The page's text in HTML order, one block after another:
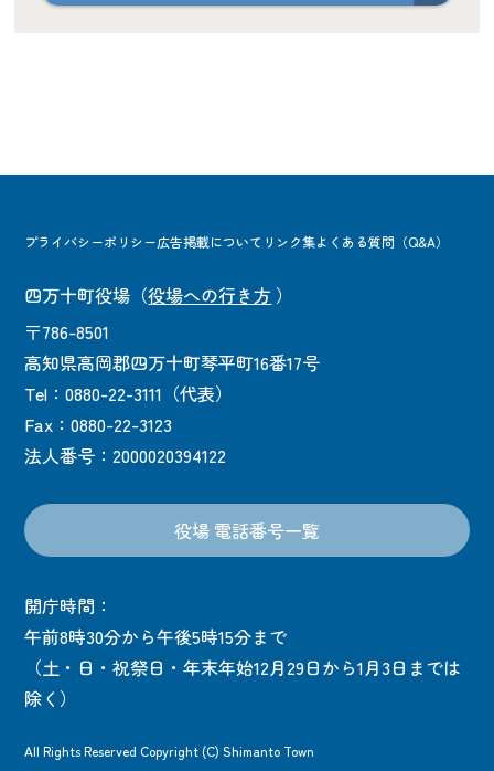
プライバシーポリシー広告掲載について リンク集よくある質問（Q&A）
四万十町役場 （役場への行き方 ）
〒786-8501
高知県高岡郡四万十町琴平町16番17号
Tel：0880-22-3111（代表）
Fax：0880-22-3123
法人番号：2000020394122
役場 電話番号一覧
開庁時間：
午前8時30分から午後5時15分まで
（土・日・祝祭日・年末年始12月29日から1月3日までは
除く）
All Rights Reserved Copyright (C) Shimanto Town